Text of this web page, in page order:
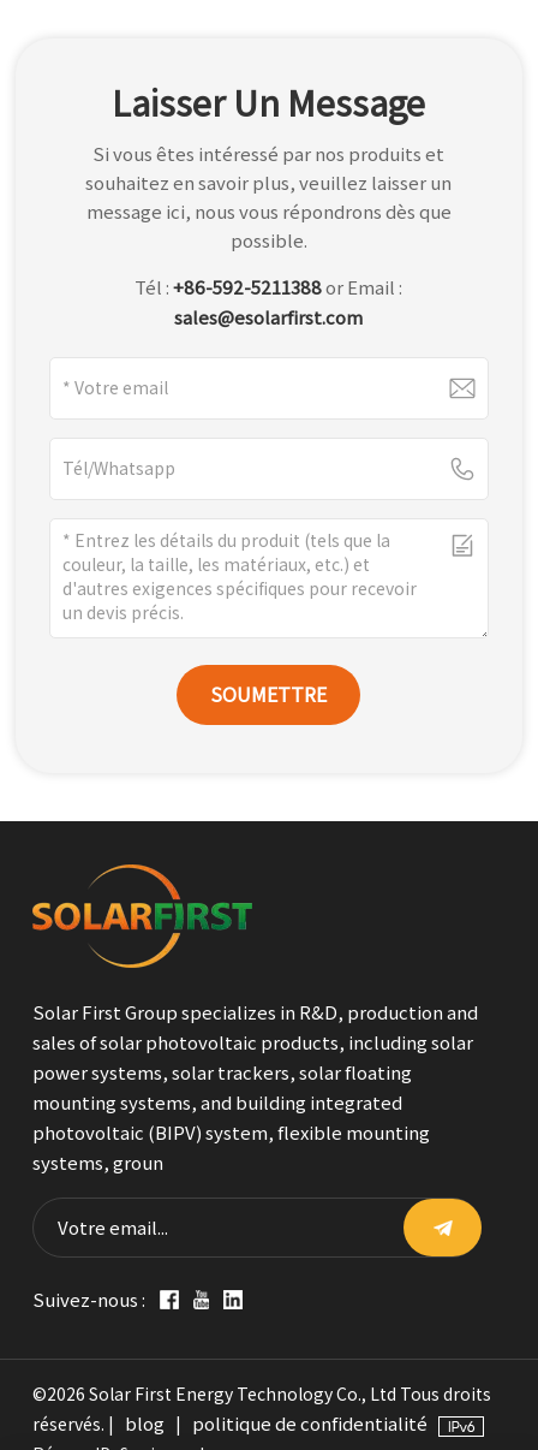
Laisser Un Message
Si vous êtes intéressé par nos produits et
souhaitez en savoir plus, veuillez laisser un
message ici, nous vous répondrons dès que
possible.
Tél :+86-592-5211388or Email :
sales@esolarfirst.com
SOUMETTRE
Solar First Group specializes in R&D, production and
sales of solar photovoltaic products, including solar
power systems, solar trackers, solar floating
mounting systems, and building integrated
photovoltaic (BIPV) system, flexible mounting
systems, groun
Suivez-nous :
©2026 Solar First Energy Technology Co., Ltd Tous droits
réservés. |
blog politique de confidentialité